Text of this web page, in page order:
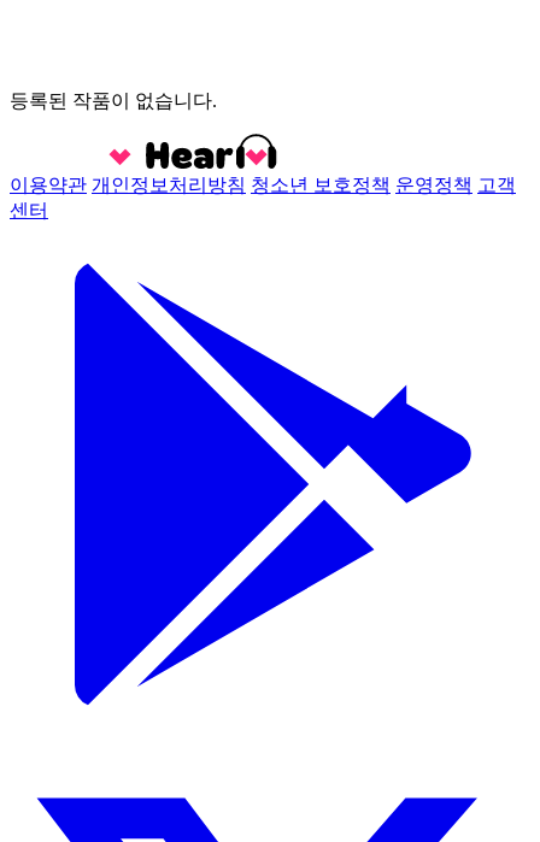
등록된 작품이 없습니다.
이용약관 개인정보처리방침 청소년 보호정책 운영정책 고객
센터